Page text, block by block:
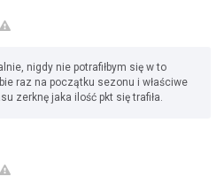
nigdy nie potrafiłbym się w to
raz na początku sezonu i właściwe
zerknę jaka ilość pkt się trafiła.